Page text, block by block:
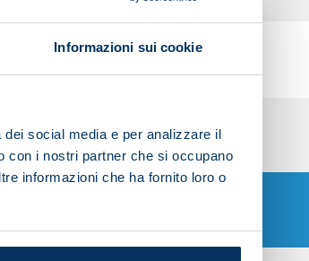
Informazioni sui cookie
social media e per analizzare il
con i nostri partner che si occupano
informazioni che ha fornito loro o
0 0
0 0 0